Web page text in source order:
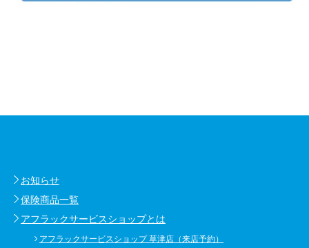
お知らせ
保険商品一覧
アフラックサービスショップとは
アフラックサービスショップ 草津店（来店予約）